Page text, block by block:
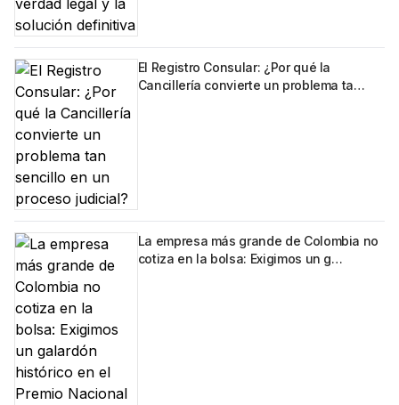
El Registro Consular: ¿Por qué la
Cancillería convierte un problema ta…
La empresa más grande de Colombia no
cotiza en la bolsa: Exigimos un g…